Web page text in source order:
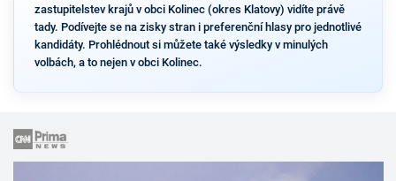
zastupitelstev krajů v obci Kolinec (okres Klatovy) vidíte právě
tady. Podívejte se na zisky stran i preferenční hlasy pro jednotlivé
kandidáty. Prohlédnout si můžete také výsledky v minulých
volbách, a to nejen v obci Kolinec.